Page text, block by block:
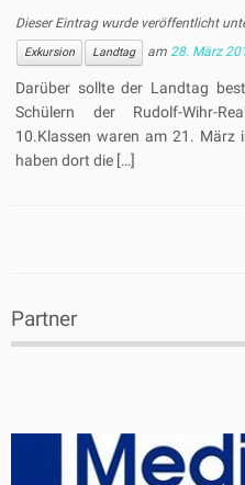
Dieser Eintrag wurde veröffentlicht
Exkursion Landtag am28. März
Darüber sollte der Landtag
Schülern der Rudolf-Wihr-
10.Klassen waren am 21.
haben dort die […]
Partner